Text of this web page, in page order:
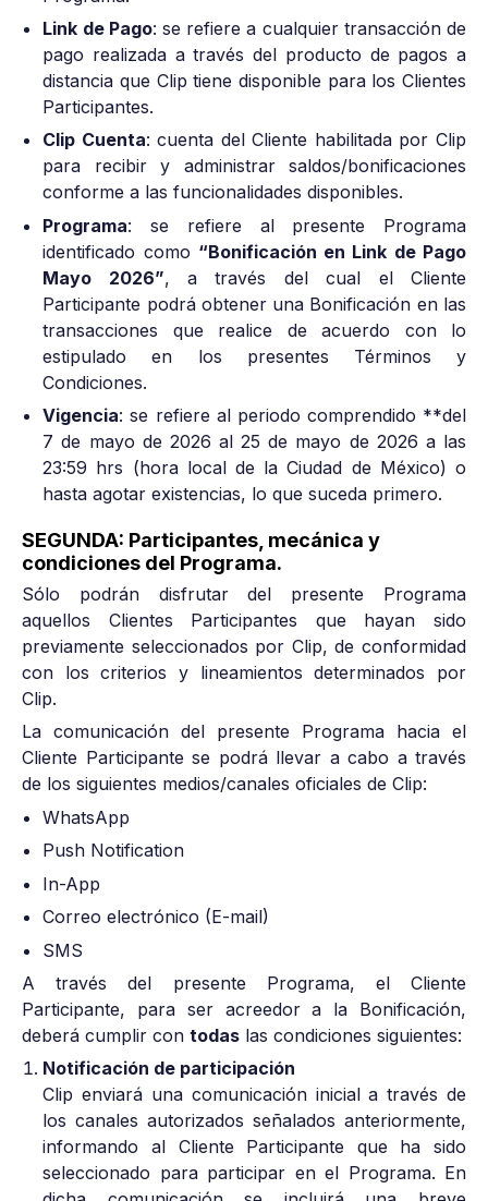
Link de Pago: se refiere a cualquier transacción de
pago realizada a través del producto de pagos a
distancia que Clip tiene disponible para los Clientes
Participantes.
Clip Cuenta: cuenta del Cliente habilitada por Clip
para recibir y administrar saldos/bonificaciones
conforme a las funcionalidades disponibles.
Programa: se refiere al presente Programa
identificado como “Bonificación en Link de Pago
Mayo 2026”, a través del cual el Cliente
Participante podrá obtener una Bonificación en las
transacciones que realice de acuerdo con lo
estipulado en los presentes Términos y
Condiciones.
Vigencia: se refiere al periodo comprendido **del
7 de mayo de 2026 al 25 de mayo de 2026 a las
23:59 hrs (hora local de la Ciudad de México) o
hasta agotar existencias, lo que suceda primero.
SEGUNDA: Participantes, mecánica y
condiciones del Programa.
Sólo podrán disfrutar del presente Programa
aquellos Clientes Participantes que hayan sido
previamente seleccionados por Clip, de conformidad
con los criterios y lineamientos determinados por
Clip.
La comunicación del presente Programa hacia el
Cliente Participante se podrá llevar a cabo a través
de los siguientes medios/canales oficiales de Clip:
WhatsApp
Push Notification
In-App
Correo electrónico (E-mail)
SMS
A través del presente Programa, el Cliente
Participante, para ser acreedor a la Bonificación,
deberá cumplir con todas las condiciones siguientes:
Notificación de participación
Clip enviará una comunicación inicial a través de
los canales autorizados señalados anteriormente,
informando al Cliente Participante que ha sido
seleccionado para participar en el Programa. En